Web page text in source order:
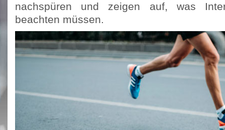
nachspüren und zeigen auf, was
beachten müssen.